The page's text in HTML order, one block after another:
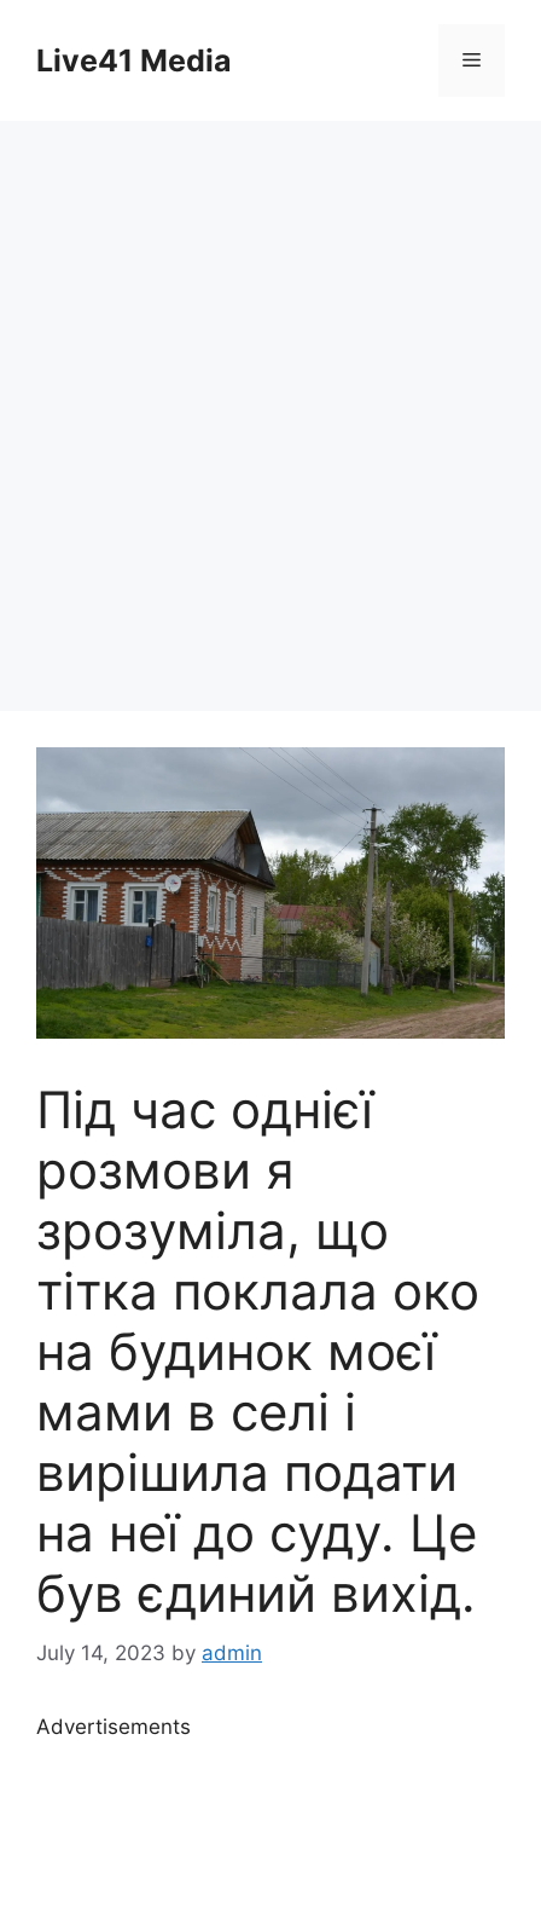
contentLive41 Media Menu
Під час однієї
розмови я
зрозуміла, що
тітка поклала око
на будинок моєї
мами в селі і
вирішила подати
на неї до суду. Це
був єдиний вихід.
July 14, 2023 by admin
Advertisements